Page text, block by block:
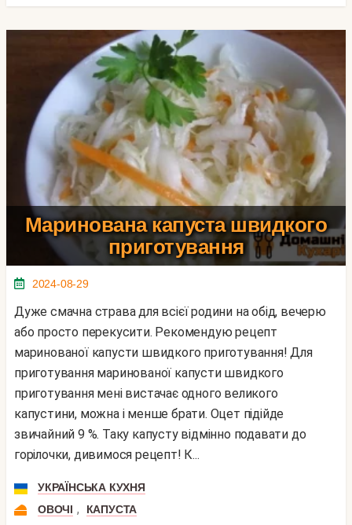
Маринована капуста швидкого
приготування
2024-08-29
Дуже смачна страва для всієї родини на обід, вечерю
або просто перекусити. Рекомендую рецепт
маринованої капусти швидкого приготування! Для
приготування маринованої капусти швидкого
приготування мені вистачає одного великого
капустини, можна і менше брати. Оцет підійде
звичайний 9 %. Таку капусту відмінно подавати до
горілочки, дивимося рецепт! К...
УКРАЇНСЬКА КУХНЯ
ОВОЧІ ,
КАПУСТА